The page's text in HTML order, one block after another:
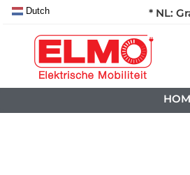
* NL:
Dutch